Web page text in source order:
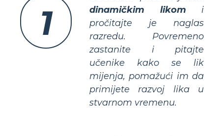
1
dinamičkim likom i
pročitajte je naglas
razredu. Povremeno
zastanite i pitajte
učenike kako se lik
mijenja, pomažući im da
primijete razvoj likau
stvarnom vremenu.